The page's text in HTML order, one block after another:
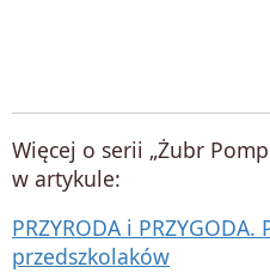
Więcej o serii „Żubr
w artykule:
PRZYRODA i
przedszkolaków